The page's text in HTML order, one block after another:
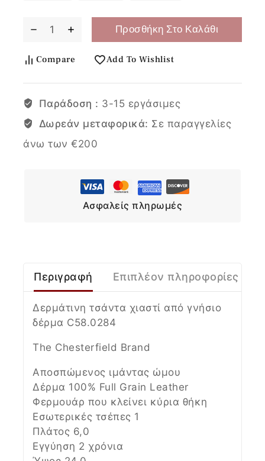
Προσθήκη Στο Καλάθι
Compare Add To Wishlist
Παράδοση : 3-15 εργάσιμες
Δωρεάν μεταφορικά: Σε παραγγελίες
άνω των €200
Ασφαλείς πληρωμές
Περιγραφή Επιπλέον πληροφορίες
Δερμάτινη τσάντα χιαστί από γνήσιο
δέρμα C58.0284
The Chesterfield Brand
Αποσπώμενος ιμάντας ώμου
Δέρμα 100% Full Grain Leather
Φερμουάρ που κλείνει κύρια θήκη
Εσωτερικές τσέπες 1
Πλάτος 6,0
Εγγύηση 2 χρόνια